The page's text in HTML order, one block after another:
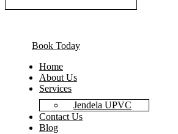
Book Today
Home
About Us
Services
Jendela UPVC
Contact Us
Blog